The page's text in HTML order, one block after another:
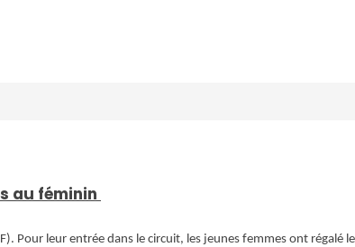
au féminin
Pour leur entrée dans le circuit, les jeunes femmes ont régalé